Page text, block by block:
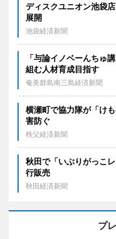
ディスクユニオン池袋
展開
池袋経済新聞
「与論イノベーんちゅ
組む人材育成目指す
奄美群島南三島経済新聞
横瀬町で協力隊が「け
害防ぐ
秩父経済新聞
秋田で「いぶりがっこ
行販売
秋田経済新聞
プ